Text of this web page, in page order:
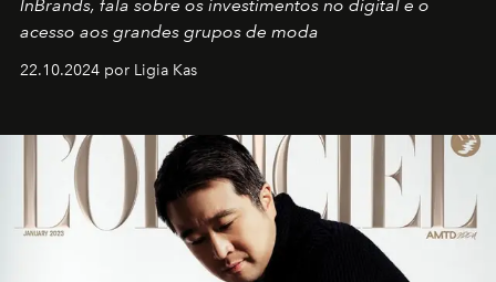
InBrands, fala sobre os investimentos no digital e o
acesso aos grandes grupos de moda
22.10.2024 por Ligia Kas